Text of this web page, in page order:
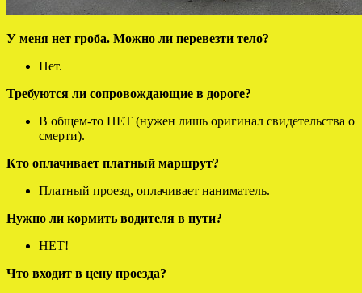
У меня нет гроба. Можно ли перевезти тело?
Нет.
Требуются ли сопровождающие в дороге?
В общем-то НЕТ (нужен лишь оригинал свидетельства о
смерти).
Кто оплачивает платный маршрут?
Платный проезд, оплачивает наниматель.
Нужно ли кормить водителя в пути?
НЕТ!
Что входит в цену проезда?